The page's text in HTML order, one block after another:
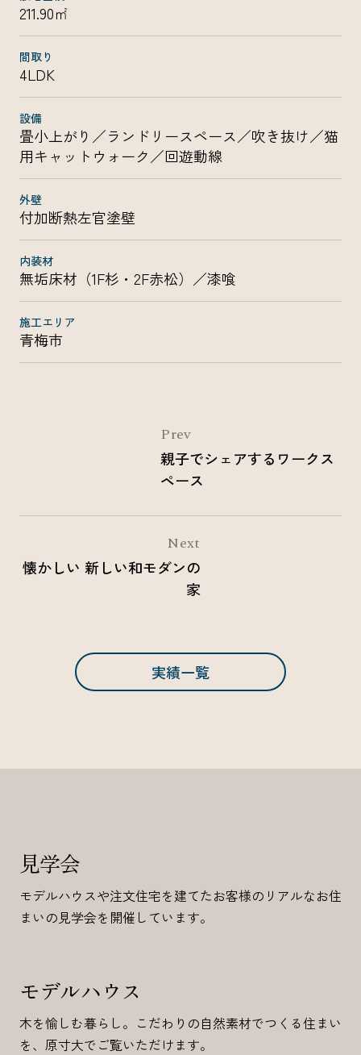
211.90㎡
間取り
4LDK
設備
畳小上がり／ランドリースペース／吹き抜け／猫
用キャットウォーク／回遊動線
外壁
付加断熱左官塗壁
内装材
無垢床材（1F杉・2F赤松）／漆喰
施工エリア
青梅市
Prev
親子でシェアするワークス
ペース
Next
懐かしい 新しい和モダンの
家
実績一覧
見学会
モデルハウスや注文住宅を建てたお客様のリアルなお住
まいの見学会を開催しています。
モデルハウス
木を愉しむ暮らし。こだわりの自然素材でつくる住まい
を、原寸大でご覧いただけます。